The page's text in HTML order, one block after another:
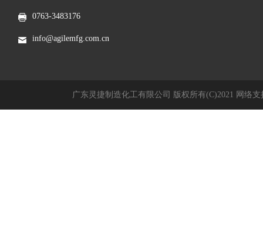
0763-3483176
info@agilemfg.com.cn
广东灵捷制造化工有限公司 版权所有(C)2021 网络支